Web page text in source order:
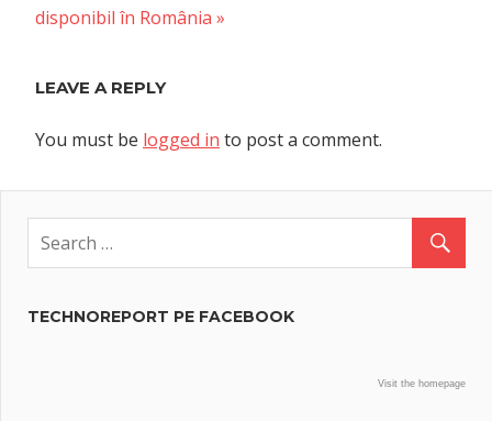
Post:
disponibil în România
LEAVE A REPLY
You must be logged in to post a comment.
TECHNOREPORT PE FACEBOOK
Visit the homepage